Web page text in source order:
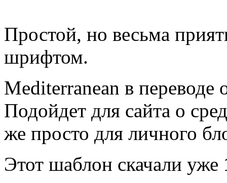
Простой, но весьма
шрифтом.
Mediterranean в переводе
Подойдет для сайта о
же просто для личного
Этот шаблон скачали уже